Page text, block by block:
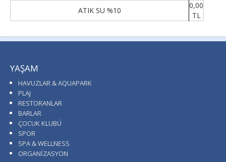
ATIK SU %10
0,00
TL
YAŞAM
HAVUZLAR & AQUAPARK
PLAJ
RESTORANLAR
BARLAR
ÇOCUK KLUBÜ
SPOR
SPA & WELLNESS
ORGANİZASYON